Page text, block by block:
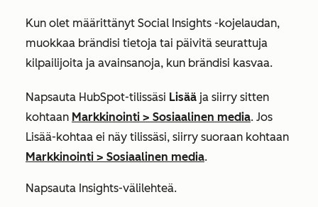
Kun olet määrittänyt Social Insights -kojelaudan,
muokkaa brändisi tietoja tai päivitä seurattuja
kilpailijoita ja avainsanoja, kun brändisi kasvaa.
Napsauta HubSpot-tilissäsi Lisää ja siirry sitten
kohtaan Markkinointi > Sosiaalinen media. Jos
Lisää-kohtaa ei näy tilissäsi, siirry suoraan kohtaan
Markkinointi > Sosiaalinen media.
Napsauta Insights-välilehteä.